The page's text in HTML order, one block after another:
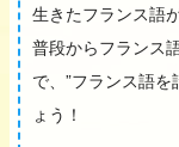
生きたフランス語
普段からフランス
で、”フランス語
ょう！